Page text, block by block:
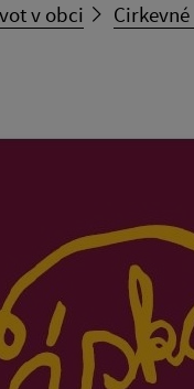
v obci